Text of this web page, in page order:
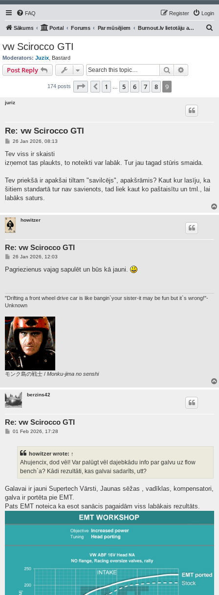
FAQ Login
Register
Sākums Portal Forums Par mūsējiem Burnout.lv lietotāju auto/moto
vw Scirocco GTI
Moderators: Juzix Bastard
Post Reply Search
174 posts Page of
Previous
1 5 6 7 8 9
juriz
Re: vw Scirocco GTI
P
s
26 Jan 2026, 08:13
Tev viss ir skaisti
izņemot tas plaukts, to noteikti var labāk. Tur jau tagad stūris smaida.
Tev priekšā ir apakšai tiltam "savilcējs", apakšrāmis? Kaut kur lasīju, ka
šitiem standartā tur nav savienots, tad liek kaut ko paštaisītu un tml., lai
labāks saturs.
howitzer
Re: vw Scirocco GTI
P
s
26 Jan 2026, 12:03
Pagriezienus vajag sapulēt un būs kā jauni.
"Drifting a front wheel drive car is like bangin`your sister-it may be fun but it`s wrong!"-
Unknown
モンク島の戦士 / Monku-jima no senshi
berzins42
Re: vw Scirocco GTI
P01 Feb 2026, 17:28
howitzer wrote: ↑
Ahujencix, dod vēl! Var palūgt vēl dajebkādu info par galvu uz flow
bench`a? Kādi rezultāti, kas galvai sadarīts, utt?
Galavai ir jauni Supertech Vārsti, Jaunas sēžas , vadīklas, kompensatori,
galva ir portēta pie EMT.
Pats EMT noteica ka esot sanācis pagaidām viss labākais rezultāts.